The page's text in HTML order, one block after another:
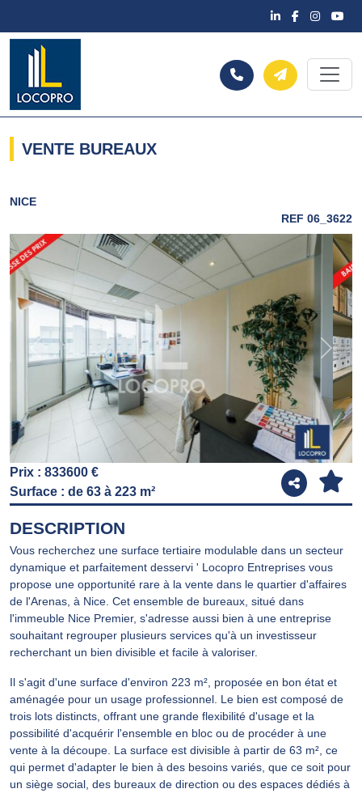
VENTE BUREAUX
NICE
REF 06_3622
Previous Next
Prix : 833600 €
Surface : de 63 à 223 m²
DESCRIPTION
Vous recherchez une surface tertiaire modulable dans un secteur
dynamique et parfaitement desservi ' Locopro Entreprises vous
propose une opportunité rare à la vente dans le quartier d'affaires
de l'Arenas, à Nice. Cet ensemble de bureaux, situé dans
l'immeuble Nice Premier, s'adresse aussi bien à une entreprise
souhaitant regrouper plusieurs services qu'à un investisseur
recherchant un bien divisible et facile à valoriser.
Il s'agit d'une surface d'environ 223 m², proposée en bon état et
aménagée pour un usage professionnel. Le bien est composé de
trois lots distincts, offrant une grande flexibilité d'usage et la
possibilité d'acquérir l'ensemble en bloc ou de procéder à une
vente à la découpe. La surface est divisible à partir de 63 m², ce
qui permet d'adapter le bien à des besoins variés, que ce soit pour
un siège social, des bureaux de direction ou des espaces dédiés à